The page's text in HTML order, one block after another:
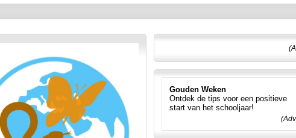
Gouden Weken
Ontdek de tips voor een positieve
start van het schooljaar!